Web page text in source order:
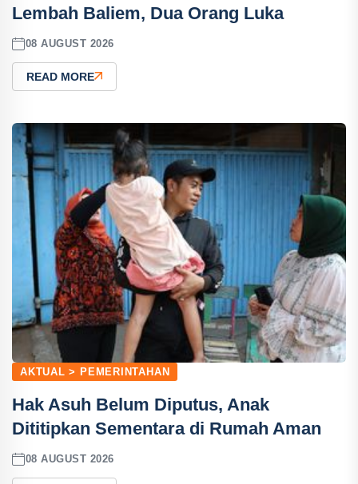
Lembah Baliem, Dua Orang Luka
08 AUGUST 2026
READ MORE
AKTUAL > PEMERINTAHAN
Hak Asuh Belum Diputus, Anak
Dititipkan Sementara di Rumah Aman
08 AUGUST 2026